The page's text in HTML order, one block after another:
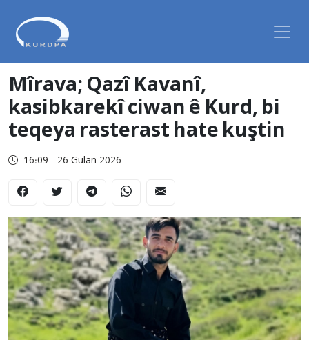
Mîrava; Qazî Kavanî,
kasibkarekî ciwan ê Kurd, bi
teqeya rasterast hate kuştin
16:09 - 26 Gulan 2026